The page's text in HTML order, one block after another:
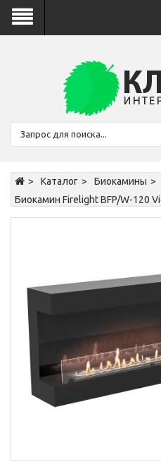
Каталог Биокамины
Биокамин Firelight BFP/W-120